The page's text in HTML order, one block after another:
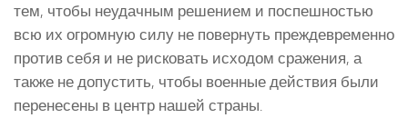
тем, чтобы неудачным решением и поспешностью
всю их огромную силу не повернуть преждевременно
против себя и не рисковать исходом сражения, а
также не допустить, чтобы военные действия были
перенесены в центр нашей страны.